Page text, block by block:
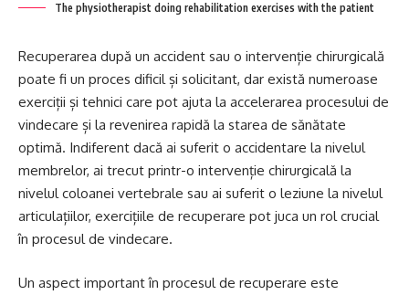
The physiotherapist doing rehabilitation exercises with the patient
Recuperarea după un accident sau o intervenție chirurgicală
poate fi un proces dificil și solicitant, dar există numeroase
exerciții și tehnici care pot ajuta la accelerarea procesului de
vindecare și la revenirea rapidă la starea de sănătate
optimă. Indiferent dacă ai suferit o accidentare la nivelul
membrelor, ai trecut printr-o intervenție chirurgicală la
nivelul coloanei vertebrale sau ai suferit o leziune la nivelul
articulațiilor, exercițiile de recuperare pot juca un rol crucial
în procesul de vindecare.
Un aspect important în procesul de recuperare este